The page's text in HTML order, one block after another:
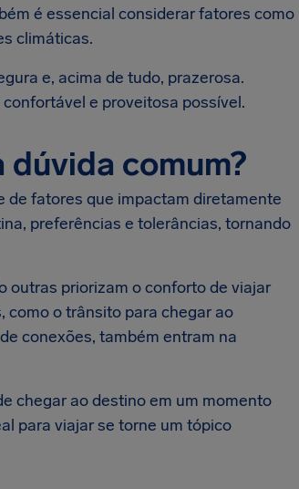
é essencial considerar fatores como
climáticas.
e, acima de tudo, prazerosa.
e proveitosa possível.
dúvida comum?
de fatores que impactam diretamente
preferências e tolerâncias, tornando
outras priorizam o conforto de viajar
como o trânsito para chegar ao
conexões, também entram na
chegar ao destino em um momento
para viajar se torne um tópico